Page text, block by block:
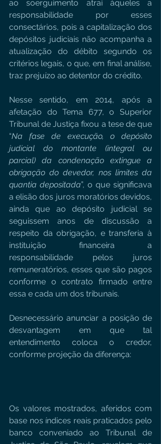
ao soerguimento atrai àqueles a
responsabilidade por esses
consectários, pois a capitalização dos
depósitos judiciais não acompanha a
atualização do débito segundo os
critérios legais, o que, em final análise,
traz prejuízo ao detentor do crédito.
Nesse sentido, em 2014, após a
afetação do Tema 677, o Superior
Tribunal de Justiça fixou a tese de que
“Na fase de execução, o depósito
judicial do montante (integral ou
parcial) da condenação extingue a
obrigação do devedor, nos limites da
quantia depositada”, o que significava
a elisão dos juros moratórios devidos,
ainda que ao depósito judicial se
seguissem anos de discussão a
respeito da obrigação, e transferia à
instituição financeira a
responsabilidade pelos juros
remuneratórios, esses que são pagos
conforme o contrato firmado entre
essa e cada um dos tribunais.
Desnecessário anunciar a posição de
desvantagem em que tal
entendimento coloca o credor,
conforme projeção da diferença:
Os valores mostrados, aferidos com
base nos índices reais praticados pelo
banco conveniado ao Tribunal de